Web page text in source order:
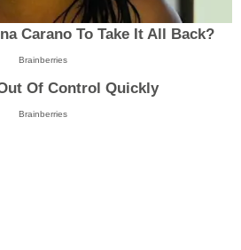
Carano To Take It All Back?
Brainberries
Of Control Quickly
Brainberries